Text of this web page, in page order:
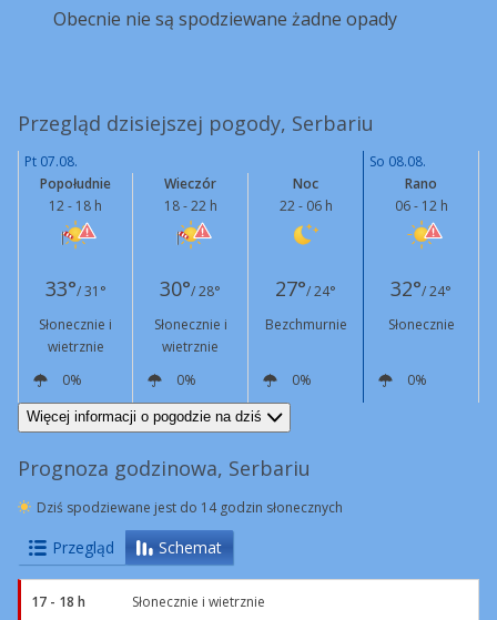
Obecnie nie są spodziewane żadne opady
Przegląd dzisiejszej pogody, Serbariu
Pt 07.08.
So 08.08.
Popołudnie
12 - 18 h
Wieczór
18 - 22 h
Noc
22 - 06 h
Rano
06 - 12 h
33°/ 31° 30°/ 28° 27°/ 24° 32°/ 24°
Słonecznie i
wietrznie
Słonecznie i
wietrznie
Bezchmurnie Słonecznie
0% 0% 0%
0%
NW
24 km/h
Podmuchy
49 km/h NW
14 km/h
Podmuchy
47 km/h
Więcej informacji o pogodzie na dziś
Prognoza godzinowa, Serbariu
Dziś spodziewane jest do 14 godzin słonecznych
Przegląd Schemat
17 - 18 h Słonecznie i wietrznie